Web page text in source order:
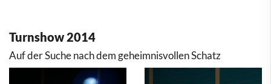
Turnshow 2014
Auf der Suche nach dem geheimnisvollen Schatz